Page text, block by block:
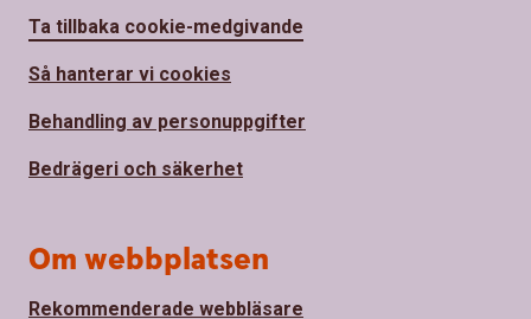
Ta tillbaka cookie-medgivande
Så hanterar vi cookies
Behandling av personuppgifter
Bedrägeri och säkerhet
Om webbplatsen
Rekommenderade webbläsare